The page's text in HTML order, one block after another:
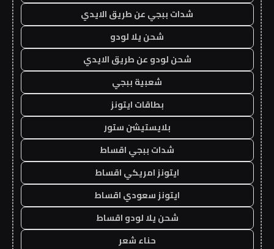
شدات ببجي عن طريق الايدي
شحن يلا لودو
شحن لودو عن طريق الايدي
شعبية ببجي
بطاقات ايتونز
بلايستيشن ستور
شدات ببجي اقساط
ايتونز امريكي اقساط
ايتونز سعودي اقساط
شحن يلا لودو اقساط
حناء شعر